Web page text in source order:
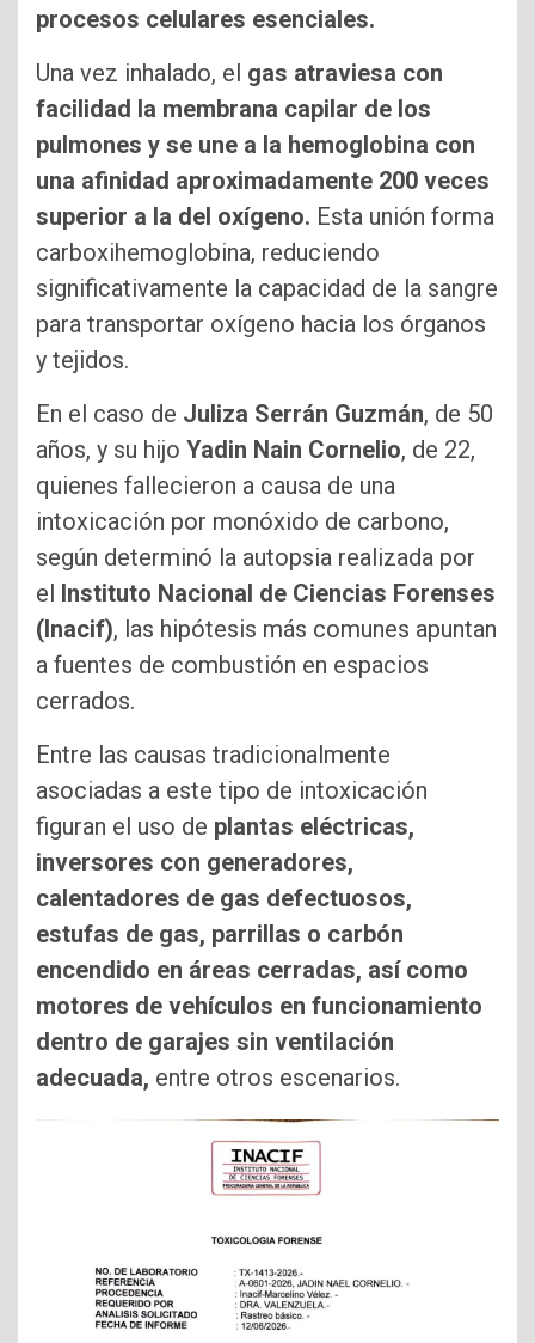
procesos celulares esenciales.
Una vez inhalado, el gas atraviesa con
facilidad la membrana capilar de los
pulmones y se une a la hemoglobina con
una afinidad aproximadamente 200 veces
superior a la del oxígeno. Esta unión forma
carboxihemoglobina, reduciendo
significativamente la capacidad de la sangre
para transportar oxígeno hacia los órganos
y tejidos.
En el caso de Juliza Serrán Guzmán, de 50
años, y su hijo Yadin Nain Cornelio, de 22,
quienes fallecieron a causa de una
intoxicación por monóxido de carbono,
según determinó la autopsia realizada por
el Instituto Nacional de Ciencias Forenses
(Inacif), las hipótesis más comunes apuntan
a fuentes de combustión en espacios
cerrados.
Entre las causas tradicionalmente
asociadas a este tipo de intoxicación
figuran el uso de plantas eléctricas,
inversores con generadores,
calentadores de gas defectuosos,
estufas de gas, parrillas o carbón
encendido en áreas cerradas, así como
motores de vehículos en funcionamiento
dentro de garajes sin ventilación
adecuada, entre otros escenarios.